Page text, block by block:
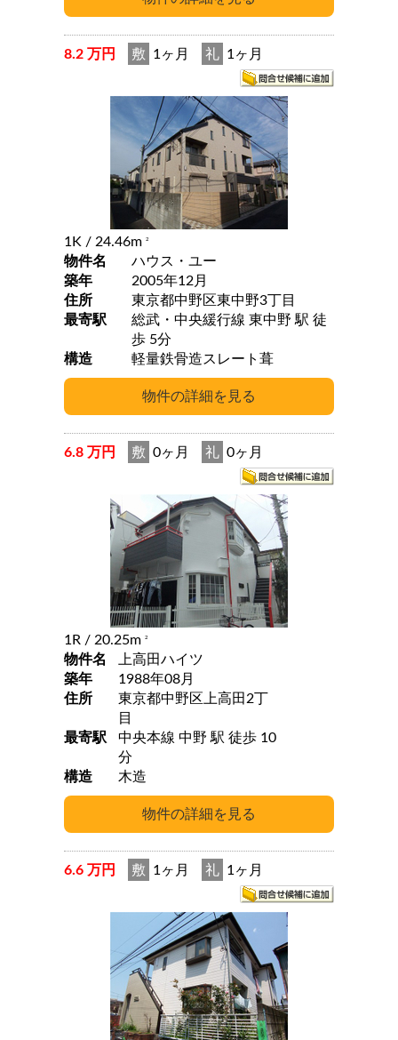
8.2 万円 敷 1ヶ月 礼 1ヶ月
1K / 24.46m 2
物件名
ハウス・ユー
築年
2005年12月
住所
東京都中野区東中野3丁目
最寄駅
総武・中央緩行線 東中野 駅 徒
歩 5分
構造
軽量鉄骨造スレート葺
6.8 万円 敷 0ヶ月 礼 0ヶ月
1R / 20.25m 2
物件名
上高田ハイツ
築年
1988年08月
住所
東京都中野区上高田2丁
目
最寄駅
中央本線 中野 駅 徒歩 10
分
構造
木造
6.6 万円 敷 1ヶ月 礼 1ヶ月